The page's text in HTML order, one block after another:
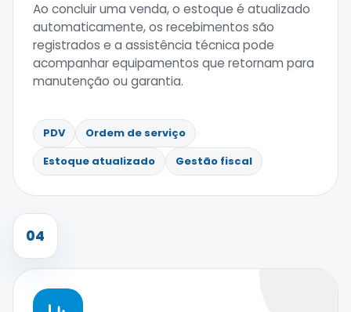
Ao concluir uma venda, o estoque é atualizado
automaticamente, os recebimentos são
registrados e a assistência técnica pode
acompanhar equipamentos que retornam para
manutenção ou garantia.
PDV
Ordem de serviço
Estoque atualizado
Gestão fiscal
04